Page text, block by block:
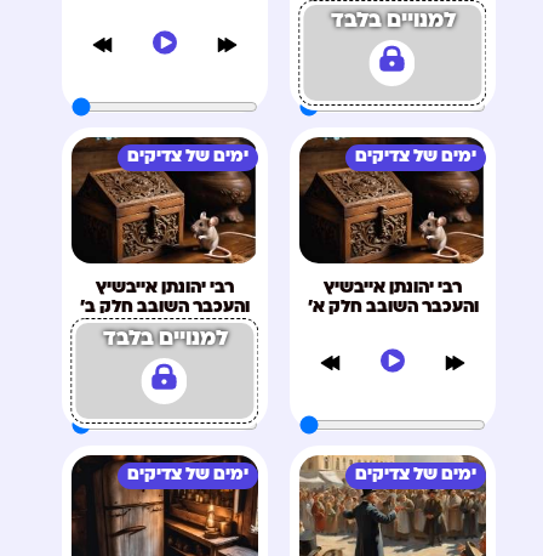
למנויים בלבד
ימים של צדיקים
רבי יהונתן אייבשיץ
והעכבר השובב חלק א'
ימים של צדיקים
רבי יהונתן אייבשיץ
והעכבר השובב חלק ב'
למנויים בלבד
ימים של צדיקים ימים של צדיקים